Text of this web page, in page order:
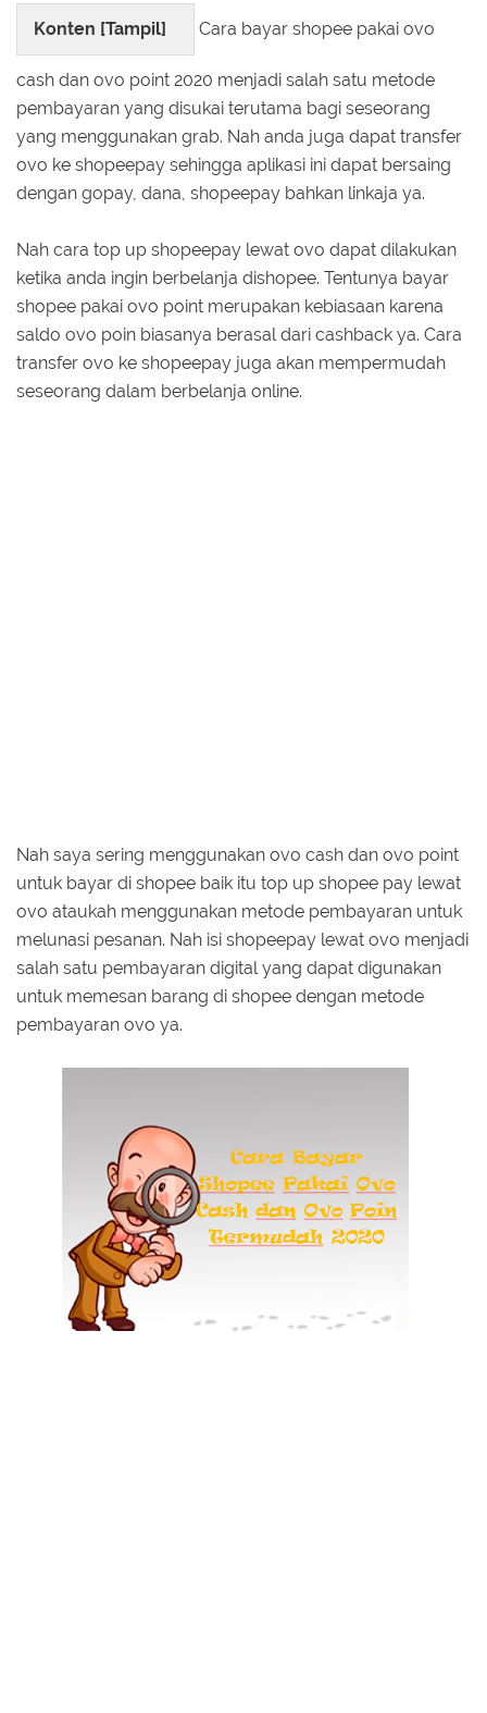
Konten [Tampil] Cara bayar shopee pakai ovo
cash dan ovo point 2020 menjadi salah satu metode
pembayaran yang disukai terutama bagi seseorang
yang menggunakan grab. Nah anda juga dapat transfer
ovo ke shopeepay sehingga aplikasi ini dapat bersaing
dengan gopay, dana, shopeepay bahkan linkaja ya.
Nah cara top up shopeepay lewat ovo dapat dilakukan
ketika anda ingin berbelanja dishopee. Tentunya bayar
shopee pakai ovo point merupakan kebiasaan karena
saldo ovo poin biasanya berasal dari cashback ya. Cara
transfer ovo ke shopeepay juga akan mempermudah
seseorang dalam berbelanja online.
Nah saya sering menggunakan ovo cash dan ovo point
untuk bayar di shopee baik itu top up shopee pay lewat
ovo ataukah menggunakan metode pembayaran untuk
melunasi pesanan. Nah isi shopeepay lewat ovo menjadi
salah satu pembayaran digital yang dapat digunakan
untuk memesan barang di shopee dengan metode
pembayaran ovo ya.